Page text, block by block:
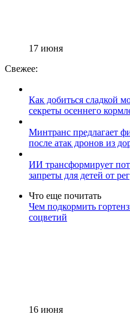
17 июня
Свежее:
Как добиться сладкой
секреты осеннего
Минтранс предлагает
после атак дронов из
ИИ трансформирует
запреты для детей от
Что еще почитать
Чем подкормить
соцветий
16 июня